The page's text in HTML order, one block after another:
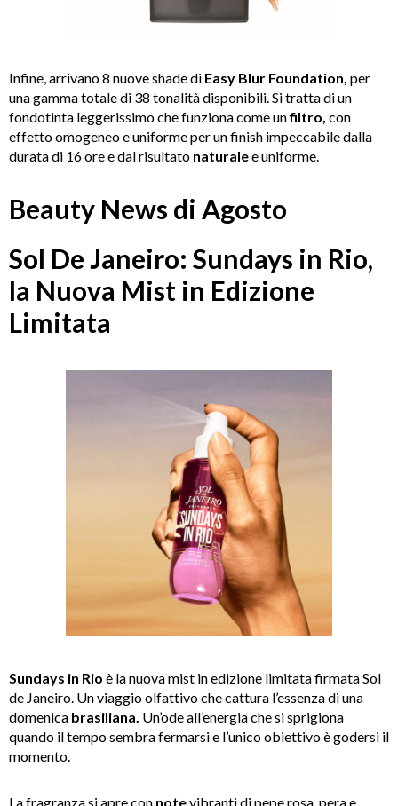
Infine, arrivano 8 nuove shade di Easy Blur Foundation, per
una gamma totale di 38 tonalità disponibili. Si tratta di un
fondotinta leggerissimo che funziona come unfiltro, con
effetto omogeneo e uniforme per un finish impeccabile dalla
durata di 16 ore e dal risultato naturalee uniforme.
Beauty News di Agosto
Sol De Janeiro: Sundays in Rio,
la Nuova Mist in Edizione
Limitata
Sundays in Rio è la nuova mist in edizione limitata firmata Sol
de Janeiro. Un viaggio olfattivo che cattura l’essenza di una
domenica brasiliana. Un’ode all’energia che si sprigiona
quando il tempo sembra fermarsi e l’unico obiettivo è godersi il
momento.
La fragranza si apre con notevibranti di pepe rosa, pera e